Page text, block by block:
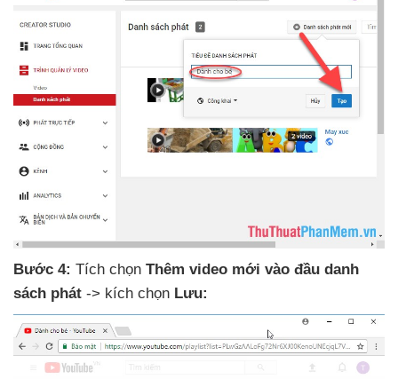
Bước 4: Tích chọn Thêm video mới vào đầu danh
sách phát -> kích chọn Lưu: